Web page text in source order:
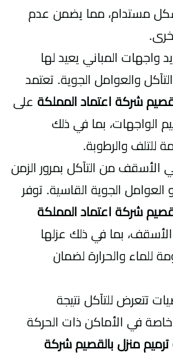
مستدام، مما يضمن عدم
واجهات المباني يعيد لها
والعوامل الجوية. تعتمد
شركة اعتماد المملكة على
الواجهات، بما في ذلك
للتلف والرطوبة.
الأسقف من التآكل بمرور الزمن
الجوية القاسية. توفر
شركة اعتماد المملكة
الأسقف، بما في ذلك عزلها
للماء والحرارة لضمان
تتعرض للتآكل نتيجة
خاصة في الأماكن ذات الحركة
منزل بالقصيم شركة